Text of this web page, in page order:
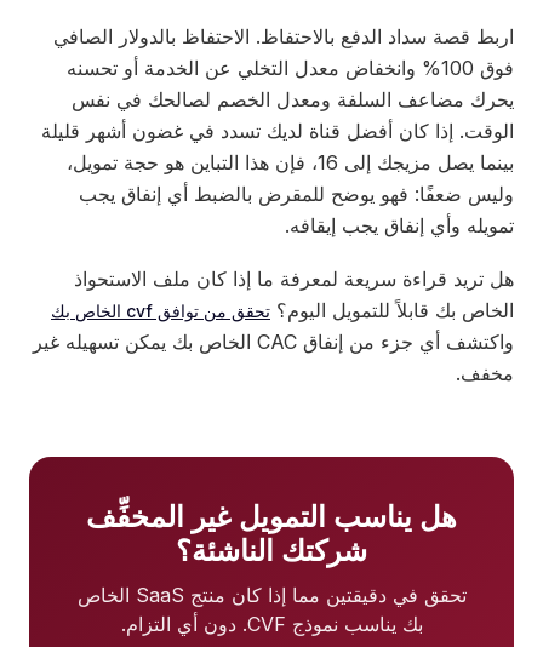
اربط قصة سداد الدفع بالاحتفاظ. الاحتفاظ بالدولار الصافي
فوق 100% وانخفاض معدل التخلي عن الخدمة أو تحسنه
يحرك مضاعف السلفة ومعدل الخصم لصالحك في نفس
الوقت. إذا كان أفضل قناة لديك تسدد في غضون أشهر قليلة
بينما يصل مزيجك إلى 16، فإن هذا التباين هو حجة تمويل،
وليس ضعفًا: فهو يوضح للمقرض بالضبط أي إنفاق يجب
تمويله وأي إنفاق يجب إيقافه.
هل تريد قراءة سريعة لمعرفة ما إذا كان ملف الاستحواذ
الخاص بك قابلاً للتمويل اليوم؟ تحقق من توافق cvf الخاص بك
واكتشف أي جزء من إنفاق CAC الخاص بك يمكن تسهيله غير
مخفف.
هل يناسب التمويل غير المخفِّف
شركتك الناشئة؟
تحقق في دقيقتين مما إذا كان منتج SaaS الخاص
بك يناسب نموذج CVF. دون أي التزام.